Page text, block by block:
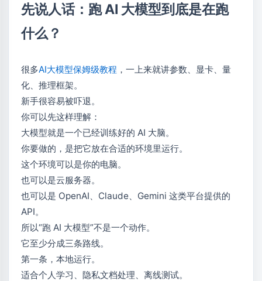
先说人话：跑 AI 大模型到底是在跑
什么？
很多AI大模型保姆级教程 ，一上来就讲参数、显卡、量
化、推理框架。
新手很容易被吓退。
你可以先这样理解：
大模型就是一个已经训练好的 AI 大脑。
你要做的，是把它放在合适的环境里运行。
这个环境可以是你的电脑。
也可以是云服务器。
也可以是 OpenAI、Claude、Gemini 这类平台提供的
API。
所以“跑 AI 大模型”不是一个动作。
它至少分成三条路线。
第一条，本地运行。
适合个人学习、隐私文档处理、离线测试。